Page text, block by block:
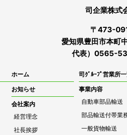
司企業株式
〒473-
愛知県豊田市本町
代表）0565-
ホーム
お知らせ
会社案内
経営理念
社長挨拶
司ｸﾞﾙｰﾌﾟ営業所
事業内容
自動車部品輸送
部品輸送付帯業
一般貨物輸送